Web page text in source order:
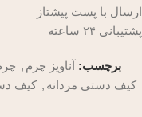
ارسال با پست پیشتاز
پشتیبانی ۲۴ ساعته
برچسب: آناویز چرم ,
کیف دستی مردانه , کیف